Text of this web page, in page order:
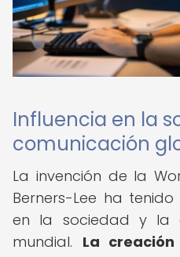
Influencia en la
comunicación
La invención de la
Berners-Lee ha
en la sociedad y la
mundial. La